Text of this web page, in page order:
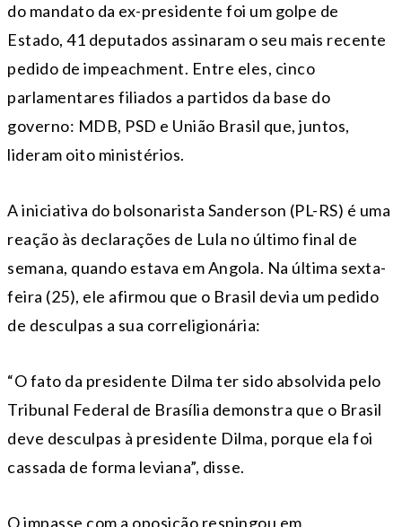
do mandato da ex-presidente foi um golpe de
Estado, 41 deputados assinaram o seu mais recente
pedido de impeachment. Entre eles, cinco
parlamentares filiados a partidos da base do
governo: MDB, PSD e União Brasil que, juntos,
lideram oito ministérios.
A iniciativa do bolsonarista Sanderson (PL-RS) é uma
reação às declarações de Lula no último final de
semana, quando estava em Angola. Na última sexta-
feira (25), ele afirmou que o Brasil devia um pedido
de desculpas a sua correligionária:
“O fato da presidente Dilma ter sido absolvida pelo
Tribunal Federal de Brasília demonstra que o Brasil
deve desculpas à presidente Dilma, porque ela foi
cassada de forma leviana”, disse.
O impasse com a oposição respingou em